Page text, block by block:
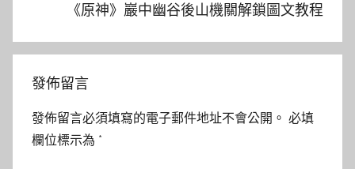
《原神》巖中幽谷後山機關解鎖圖文教程
發佈留言
發佈留言必須填寫的電子郵件地址不會公開。 必填
欄位標示為 *